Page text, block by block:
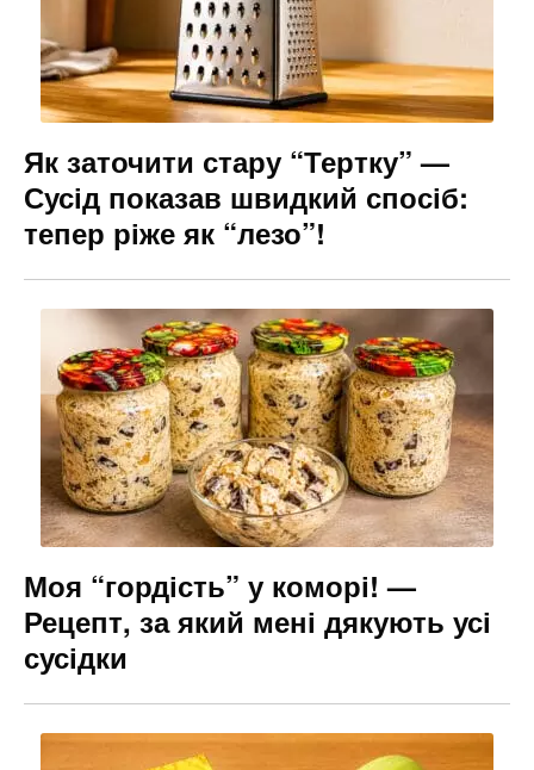
Як заточити стару “Тертку” —
Сусід показав швидкий спосіб:
тепер ріже як “лезо”!
Моя “гордість” у коморі! —
Рецепт, за який мені дякують усі
сусідки